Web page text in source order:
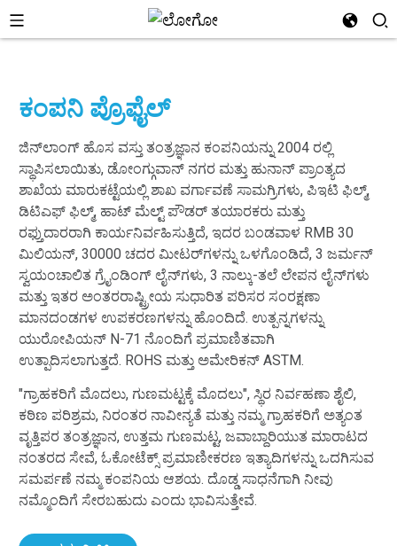
ಕಂಪನಿ ಪ್ರೊಫೈಲ್
ಜಿನ್‌ಲಾಂಗ್ ಹೊಸ ವಸ್ತು ತಂತ್ರಜ್ಞಾನ ಕಂಪನಿಯನ್ನು 2004 ರಲ್ಲಿ
ಸ್ಥಾಪಿಸಲಾಯಿತು, ಡೋಂಗ್ಗುವಾನ್ ನಗರ ಮತ್ತು ಹುನಾನ್ ಪ್ರಾಂತ್ಯದ
ಶಾಖೆಯ ಮಾರುಕಟ್ಟೆಯಲ್ಲಿ ಶಾಖ ವರ್ಗಾವಣೆ ಸಾಮಗ್ರಿಗಳು, ಪಿಇಟಿ ಫಿಲ್ಮ್,
ಡಿಟಿಎಫ್ ಫಿಲ್ಮ್, ಹಾಟ್ ಮೆಲ್ಟ್ ಪೌಡರ್ ತಯಾರಕರು ಮತ್ತು
ರಫ್ತುದಾರರಾಗಿ ಕಾರ್ಯನಿರ್ವಹಿಸುತ್ತಿದೆ, ಇದರ ಬಂಡವಾಳ RMB 30
ಮಿಲಿಯನ್, 30000 ಚದರ ಮೀಟರ್‌ಗಳನ್ನು ಒಳಗೊಂಡಿದೆ, 3 ಜರ್ಮನ್
ಸ್ವಯಂಚಾಲಿತ ಗ್ರೈಂಡಿಂಗ್ ಲೈನ್‌ಗಳು, 3 ನಾಲ್ಕು-ತಲೆ ಲೇಪನ ಲೈನ್‌ಗಳು
ಮತ್ತು ಇತರ ಅಂತರರಾಷ್ಟ್ರೀಯ ಸುಧಾರಿತ ಪರಿಸರ ಸಂರಕ್ಷಣಾ
ಮಾನದಂಡಗಳ ಉಪಕರಣಗಳನ್ನು ಹೊಂದಿದೆ. ಉತ್ಪನ್ನಗಳನ್ನು
ಯುರೋಪಿಯನ್ N-71 ನೊಂದಿಗೆ ಪ್ರಮಾಣಿತವಾಗಿ
ಉತ್ಪಾದಿಸಲಾಗುತ್ತದೆ. ROHS ಮತ್ತು ಅಮೇರಿಕನ್ ASTM.
"ಗ್ರಾಹಕರಿಗೆ ಮೊದಲು, ಗುಣಮಟ್ಟಕ್ಕೆ ಮೊದಲು", ಸ್ಥಿರ ನಿರ್ವಹಣಾ ಶೈಲಿ,
ಕಠಿಣ ಪರಿಶ್ರಮ, ನಿರಂತರ ನಾವೀನ್ಯತೆ ಮತ್ತು ನಮ್ಮ ಗ್ರಾಹಕರಿಗೆ ಅತ್ಯಂತ
ವೃತ್ತಿಪರ ತಂತ್ರಜ್ಞಾನ, ಉತ್ತಮ ಗುಣಮಟ್ಟ, ಜವಾಬ್ದಾರಿಯುತ ಮಾರಾಟದ
ನಂತರದ ಸೇವೆ, ಓಕೋಟೆಕ್ಸ್ ಪ್ರಮಾಣೀಕರಣ ಇತ್ಯಾದಿಗಳನ್ನು ಒದಗಿಸುವ
ಸಮರ್ಪಣೆ ನಮ್ಮ ಕಂಪನಿಯ ಆಶಯ. ದೊಡ್ಡ ಸಾಧನೆಗಾಗಿ ನೀವು
ನಮ್ಮೊಂದಿಗೆ ಸೇರಬಹುದು ಎಂದು ಭಾವಿಸುತ್ತೇವೆ.